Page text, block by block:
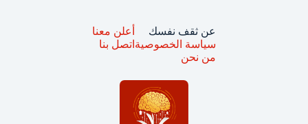
عن ثقف نفسك
سياسة الخصوصية
من نحن
أعلن معنا
اتصل بنا